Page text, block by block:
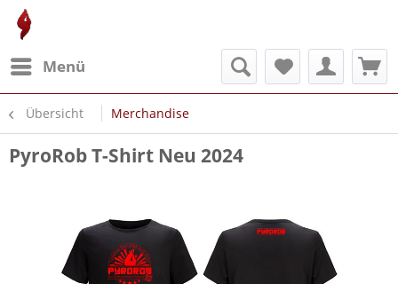
Menü
Übersicht Merchandise
PyroRob T-Shirt Neu 2024